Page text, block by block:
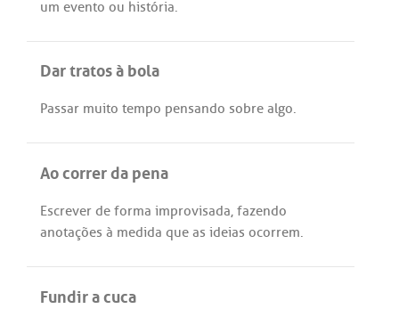
um evento ou história.
Dar tratos à bola
Passar muito tempo pensando sobre algo.
Ao correr da pena
Escrever de forma improvisada, fazendo
anotações à medida que as ideias ocorrem.
Fundir a cuca